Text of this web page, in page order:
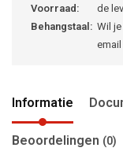
Voorraad:
de
Behangstaal: Wil
Informatie
Beoordelingen (0)